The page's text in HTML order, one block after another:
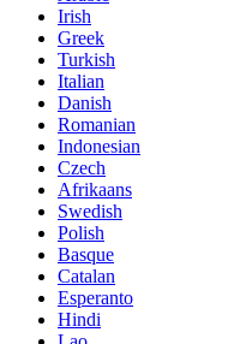
Irish
Greek
Turkish
Italian
Danish
Romanian
Indonesian
Czech
Afrikaans
Swedish
Polish
Basque
Catalan
Esperanto
Hindi